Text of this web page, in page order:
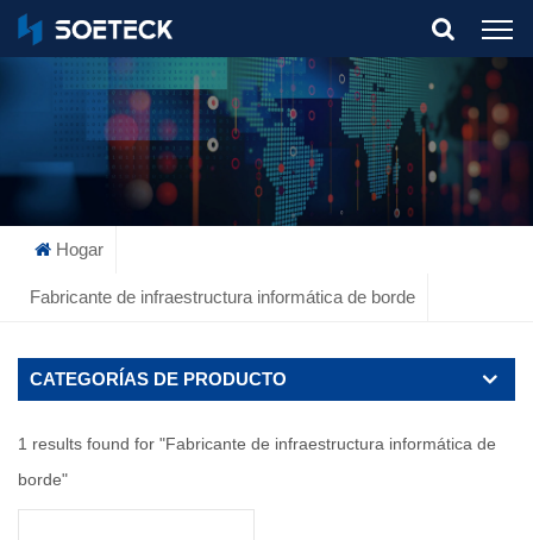
What Are You Looking For?
Hogar
Fabricante de infraestructura informática de borde
CATEGORÍAS DE PRODUCTO
1 results found for "Fabricante de infraestructura informática de
borde"